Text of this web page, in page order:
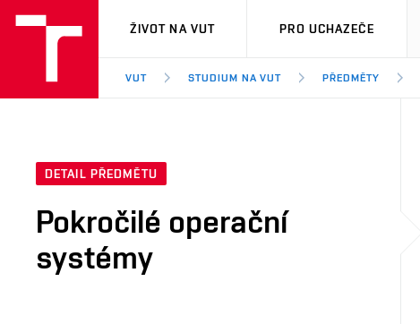
VUT
ŽIVOT NA VUT PRO UCHAZEČE
VUT STUDIUM NA VUT PŘEDMĚTY
DETAIL PŘEDMĚTU
Pokročilé operační
systémy